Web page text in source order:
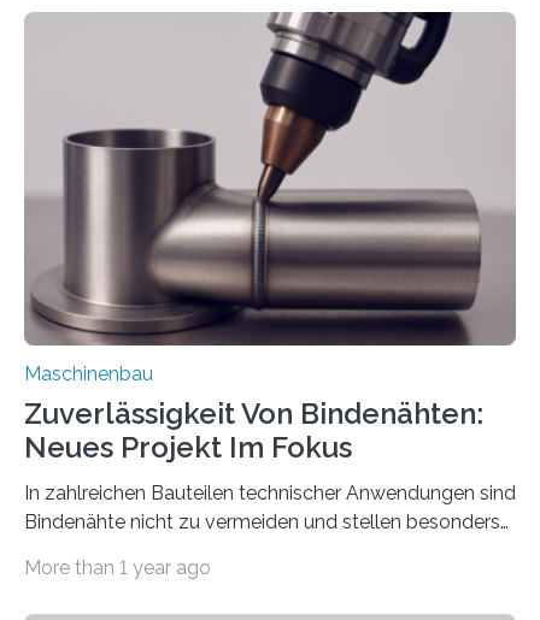
Teile als eine Einheit verpacken. Die Anordnung kann
der Benutzer vorgeben und erhält so mehr Kontrolle
über die Positionierung der Bauteile. Die ebenfalls neue
Automatisierungsschnittstelle dient dazu, die Software
besser in spezifische Unternehmensprozesse
einzubinden. Sankt Augustin – Zur Messe FACHPACK
vom 23. bis 25. September in Nürnberg…
Maschinenbau
Zuverlässigkeit Von Bindenähten:
Neues Projekt Im Fokus
In zahlreichen Bauteilen technischer Anwendungen sind
Bindenähte nicht zu vermeiden und stellen besonders
Matrixmaterials eine große Herausforderung dar.
More than 1 year ago